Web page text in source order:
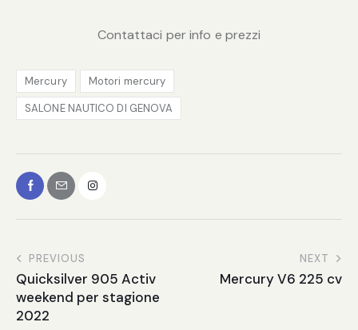
Contattaci per info e prezzi
Mercury Motori mercury
SALONE NAUTICO DI GENOVA
PREVIOUS
Quicksilver 905 Activ
weekend per stagione
2022
NEXT
Mercury V6 225 cv